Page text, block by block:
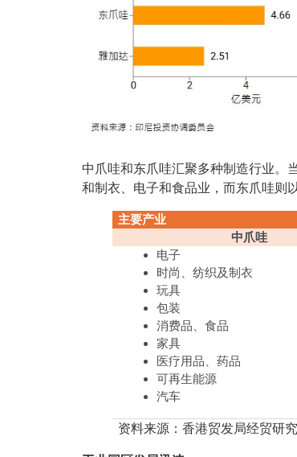
中爪哇和东爪哇汇聚多种制造行业。
和制衣、电子和食品业，而东爪哇则
主要产业
中爪哇
电子
时尚、纺织及制衣
玩具
包装
消费品、食品
家具
医疗用品、药品
可再生能源
汽车
资料来源：香港贸发局经贸研究